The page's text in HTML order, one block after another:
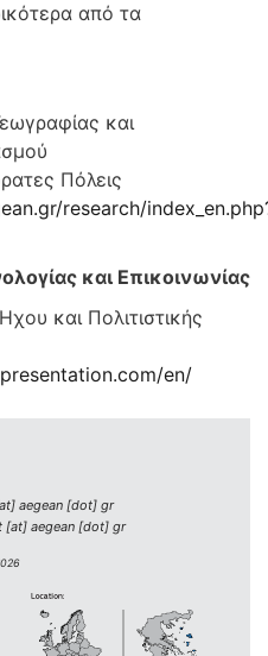
από τα
και
Πόλεις
research/
και Επικοινωνίας
και Πολιτιστικής
en/
aegean [dot] gr
aegean [dot] gr